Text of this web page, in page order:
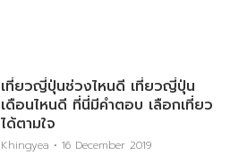
เที่ยวญี่ปุ่นช่วงไหนดี เที่ยวญี่ปุ่น
เดือนไหนดี ที่นี่มีคำตอบ เลือกเที่ยว
ได้ตามใจ
Khingyea 16 December 2019